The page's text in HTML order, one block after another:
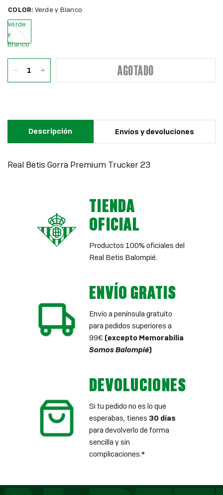
COLOR: Verde y Blanco
Verde
y
Blanco
AGOTADO
Descripción Envíos y devoluciones
Real Betis Gorra Premium Trucker 23
TIENDA
OFICIAL
Productos 100% oficiales del
Real Betis Balompié.
ENVÍO GRATIS
Envío a península gratuito
para pedidos superiores a
99€ (excepto Memorabilia
Somos Balompié)
DEVOLUCIONES
Si tu pedido no es lo que
esperabas, tienes 30 días
para devolverlo de forma
sencilla y sin
complicaciones.*